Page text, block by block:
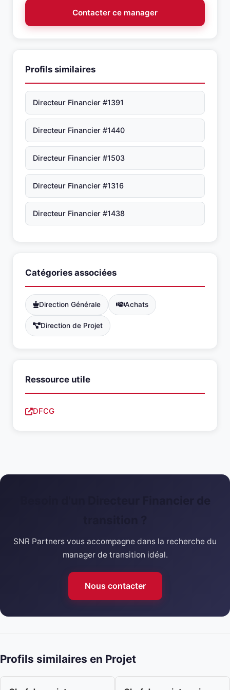
Contacter ce manager
Profils similaires
Directeur Financier #1391
Directeur Financier #1440
Directeur Financier #1503
Directeur Financier #1316
Directeur Financier #1438
Catégories associées
Direction Générale Achats
Direction de Projet
Ressource utile
DFCG
SNR Partners vous accompagne dans la recherche du
manager de transition idéal.
Nous contacter
Profils similaires en Projet